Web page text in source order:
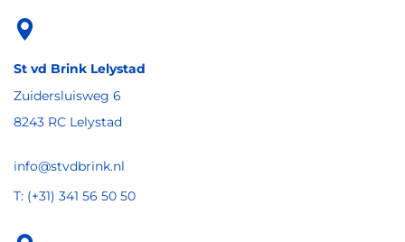
St vd Brink Lelystad
Zuidersluisweg 6
8243 RC Lelystad
info@stvdbrink.nl
T: (+31) 341 56 50 50